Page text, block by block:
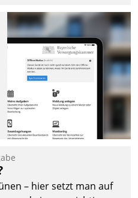
– hier setzt man auf